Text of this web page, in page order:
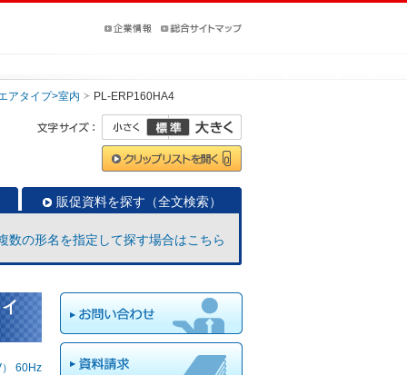
アタイプ>室内 PL-ERP160HA4
販促資料を探す（全文検索）
数の形名を指定して探す場合はこちら
60Hz